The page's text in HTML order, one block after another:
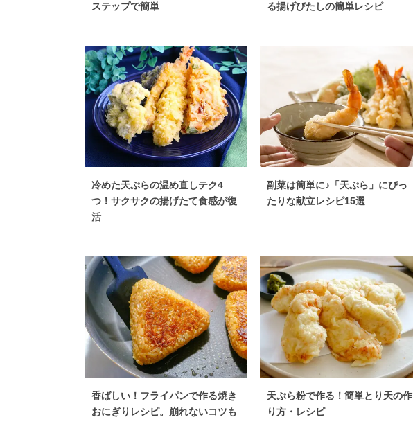
ステップで簡単
る揚げびたしの簡単レシピ
冷めた天ぷらの温め直しテク4
つ！サクサクの揚げたて食感が復
活
副菜は簡単に♪「天ぷら」にぴっ
たりな献立レシピ15選
香ばしい！フライパンで作る焼き
おにぎりレシピ。崩れないコツも
天ぷら粉で作る！簡単とり天の作
り方・レシピ